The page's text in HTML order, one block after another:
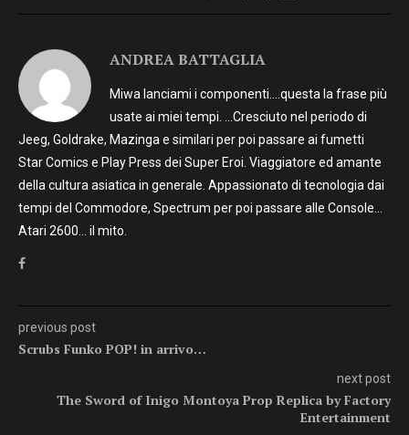
ANDREA BATTAGLIA
Miwa lanciami i componenti….questa la frase più
usate ai miei tempi. …Cresciuto nel periodo di
Jeeg, Goldrake, Mazinga e similari per poi passare ai fumetti
Star Comics e Play Press dei Super Eroi. Viaggiatore ed amante
della cultura asiatica in generale. Appassionato di tecnologia dai
tempi del Commodore, Spectrum per poi passare alle Console…
Atari 2600… il mito.
previous post
Scrubs Funko POP! in arrivo…
next post
The Sword of Inigo Montoya Prop Replica by Factory
Entertainment